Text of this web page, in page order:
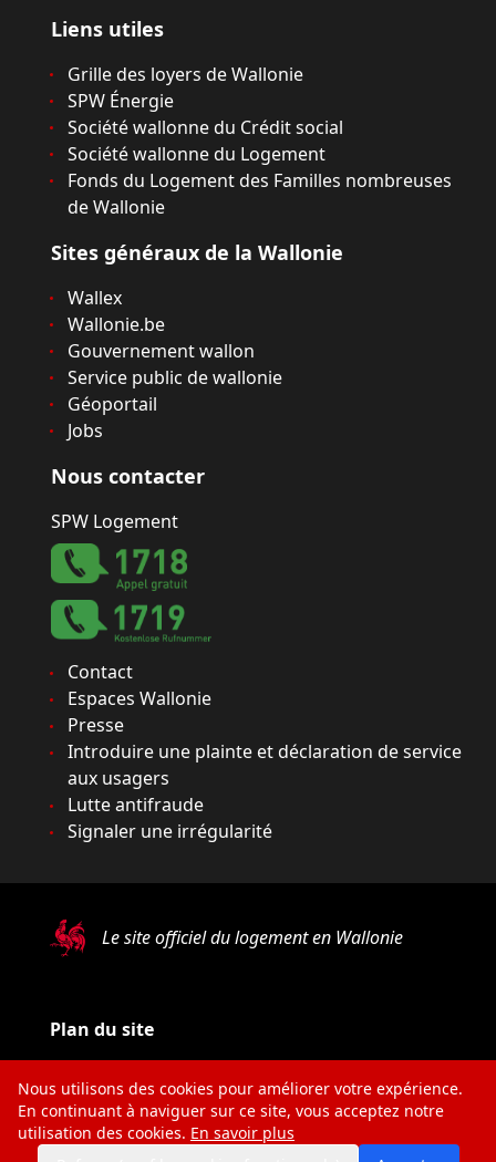
Liens utiles
Grille des loyers de Wallonie
SPW Énergie
Société wallonne du Crédit social
Société wallonne du Logement
Fonds du Logement des Familles nombreuses
de Wallonie
Sites généraux de la Wallonie
Wallex
Wallonie.be
Gouvernement wallon
Service public de wallonie
Géoportail
Jobs
Nous contacter
SPW Logement
Contact
Espaces Wallonie
Presse
Introduire une plainte et déclaration de service
aux usagers
Lutte antifraude
Signaler une irrégularité
Le site officiel du logement en Wallonie
Plan du site
Mentions légales
Vie privée
Médiateur
Nous utilisons des cookies pour améliorer votre expérience.
En continuant à naviguer sur ce site, vous acceptez notre
utilisation des cookies. En savoir plus